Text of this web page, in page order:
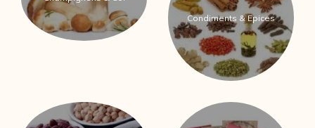
Condiments & Epices